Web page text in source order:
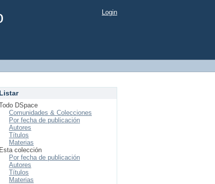
Login
Listar
DSpace
Comunidades & Colecciones
Por fecha de publicación
Autores
Títulos
Materias
Esta colección
Por fecha de publicación
Autores
Títulos
Materias